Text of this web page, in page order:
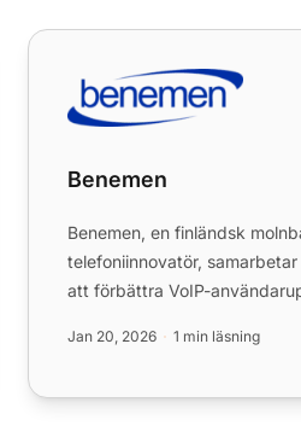
Benemen
Benemen
Benemen, en finländsk
telefoniinnovatör,
att förbättra VoIP-
Jan 20, 2026 1 min läsning